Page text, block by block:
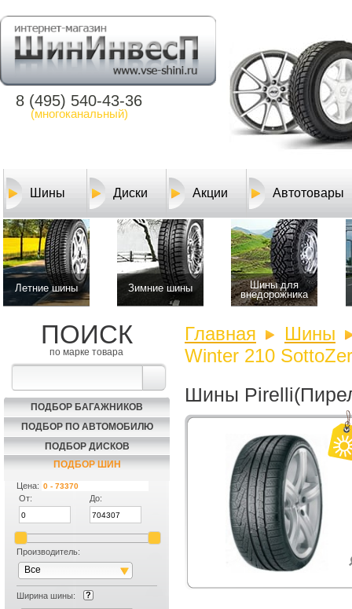
8 (495) 540-43-36
(многоканальный)
Шины Диски Акции Автотовары
Летние шины Зимние шины
Шины для
внедорожника
ПОИСК
по марке товара
ПОДБОР БАГАЖНИКОВ
ПОДБОР ПО АВТОМОБИЛЮ
ПОДБОР ДИСКОВ
ПОДБОР ШИН
Цена:
От:
До:
Производитель:
Все
Ширина шины:
Главная
Шины
Winter 210
Шины